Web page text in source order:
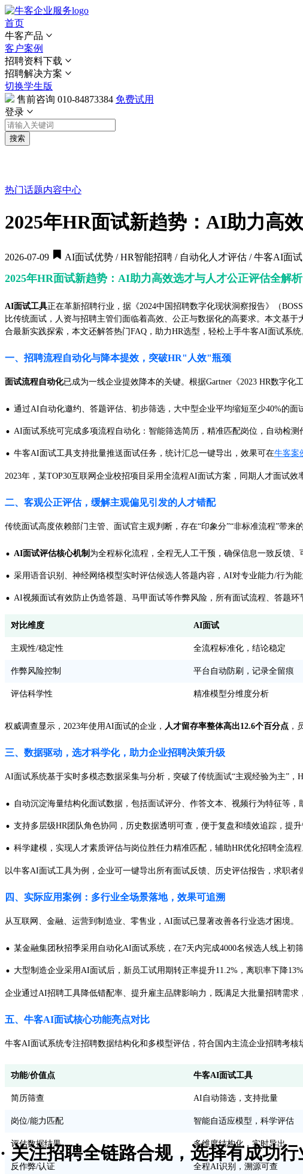
首页
牛客产品
客户案例
招聘资料下载
招聘解决方案
切换学生版
售前咨询 010-84873384 免费试用
登录
搜索
热门话题内容中心
2025年HR面试新趋势：AI助力高
2026-07-09 AI面试优势 / HR智能招聘 / 自动化人才评估 / 牛客AI面
2025年HR面试新趋势：AI助力高效选才与人才公正评估全解析
AI面试工具正在革新招聘行业，据《2024中国招聘数字化现状洞察报告》（
比传统面试，人资与招聘主管们面临着高效、公正与数据化的高要求。本文基
合最新实践探索，本文还解答热门FAQ，助力HR选型，轻松上手牛客AI面试系统
一、招聘流程自动化与降本提效，突破HR"人效"瓶颈
面试流程自动化已成为一线企业提效降本的关键。根据Gartner《2023 HR数字
· 通过AI自动化邀约、答题评估、初步筛选，大中型企业平均缩短至少40%的
· AI面试系统可完成多项流程自动化：智能筛选简历，精准匹配岗位，自动检测
· 牛客AI面试工具支持批量推送面试任务，统计汇总一键导出，效果可在牛客案
2023年，某TOP30互联网企业校招项目采用全流程AI面试方案，同期人才面试
二、客观公正评估，缓解主观偏见引发的人才错配
传统面试高度依赖部门主管、面试官主观判断，存在“印象分”“非标准流程”带来
· AI面试评估核心机制 为全程标化流程，全程无人工干预，确保信息一致反馈
· 采用语音识别、神经网络模型实时评估候选人答题内容，AI对专业能力/行为
· AI视频面试有效防止伪造答题、马甲面试等作弊风险，所有面试流程、答题环
对比维度 AI面试
主观性/稳定性 全流程标准化，结论稳定
作弊风险控制 平台自动防刷，记录全留痕
评估科学性 精准模型分维度分析
权威调查显示，2023年使用AI面试的企业， 人才留存率整体高出12.6个百分点 ，
三、数据驱动，选才科学化，助力企业招聘决策升级
AI面试系统基于实时多模态数据采集与分析，突破了传统面试“主观经验为主”，
· 自动沉淀海量结构化面试数据，包括面试评分、作答文本、视频行为特征等，
· 支持多层级HR团队角色协同，历史数据透明可查，便于复盘和绩效追踪，提升
· 科学建模，实现人才素质评估与岗位胜任力精准匹配，辅助HR优化招聘全流程
以牛客AI面试工具为例，企业可一键导出所有面试反馈、历史评估报告，求职
四、实际应用案例：多行业全场景落地，效果可追溯
从互联网、金融、运营到制造业、零售业，AI面试已显著改善各行业选才困境。
· 某金融集团秋招季采用自动化AI面试系统，在7天内完成4000名候选人线上初
· 大型制造企业采用AI面试后，新员工试用期转正率提升11.2%，离职率下降
企业通过AI招聘工具降低错配率、提升雇主品牌影响力，既满足大批量招聘需求
五、牛客AI面试核心功能亮点对比
牛客AI面试系统专注招聘数据结构化和多模型评估，符合国内主流企业招聘考核
功能/价值点 牛客AI面试工具
简历筛查 AI自动筛选，支持批量
岗位/能力匹配 智能自适应模型，科学评估
评估数据结果 多维度结构化，实时导出
反作弊/认证 全程AI识别，溯源可查
· 关注招聘全链路合规，选择有成功